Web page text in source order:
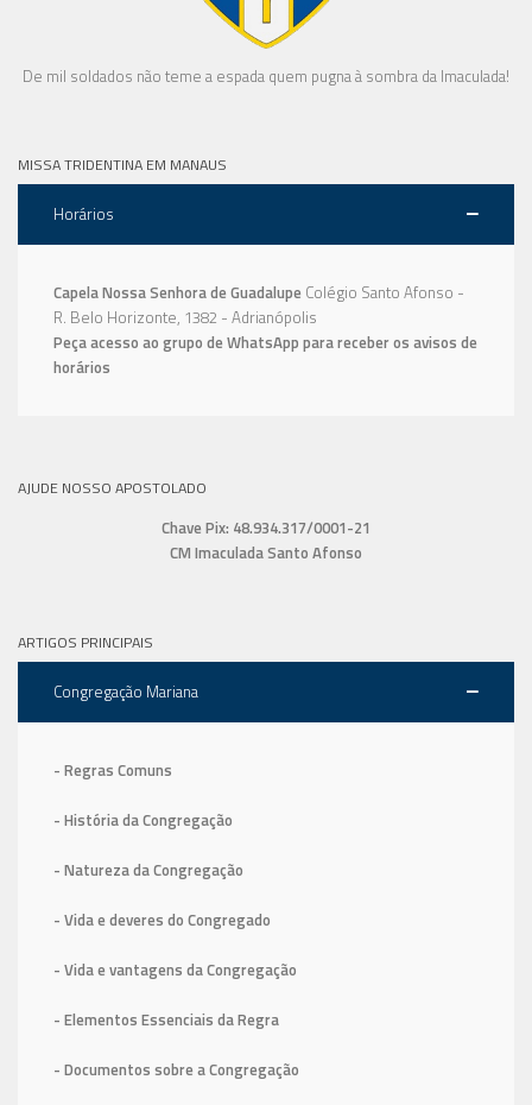
De mil soldados não teme a espada quem pugna à sombra da Imaculada!
MISSA TRIDENTINA EM MANAUS
Horários
Capela Nossa Senhora de Guadalupe Colégio Santo Afonso -
R. Belo Horizonte, 1382 - Adrianópolis
Peça acesso ao grupo de WhatsApp para receber os avisos de
horários
AJUDE NOSSO APOSTOLADO
Chave Pix: 48.934.317/0001-21
CM Imaculada Santo Afonso
ARTIGOS PRINCIPAIS
Congregação Mariana
- Regras Comuns
- História da Congregação
- Natureza da Congregação
- Vida e deveres do Congregado
- Vida e vantagens da Congregação
- Elementos Essenciais da Regra
- Documentos sobre a Congregação